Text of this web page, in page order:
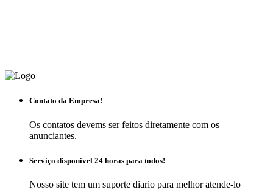
Contato da Empresa!
Os contatos devems ser feitos diretamente com os
anunciantes.
Serviço disponivel 24 horas para todos!
Nosso site tem um suporte diario para melhor atende-lo